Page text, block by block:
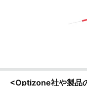
<Optizone社や製品